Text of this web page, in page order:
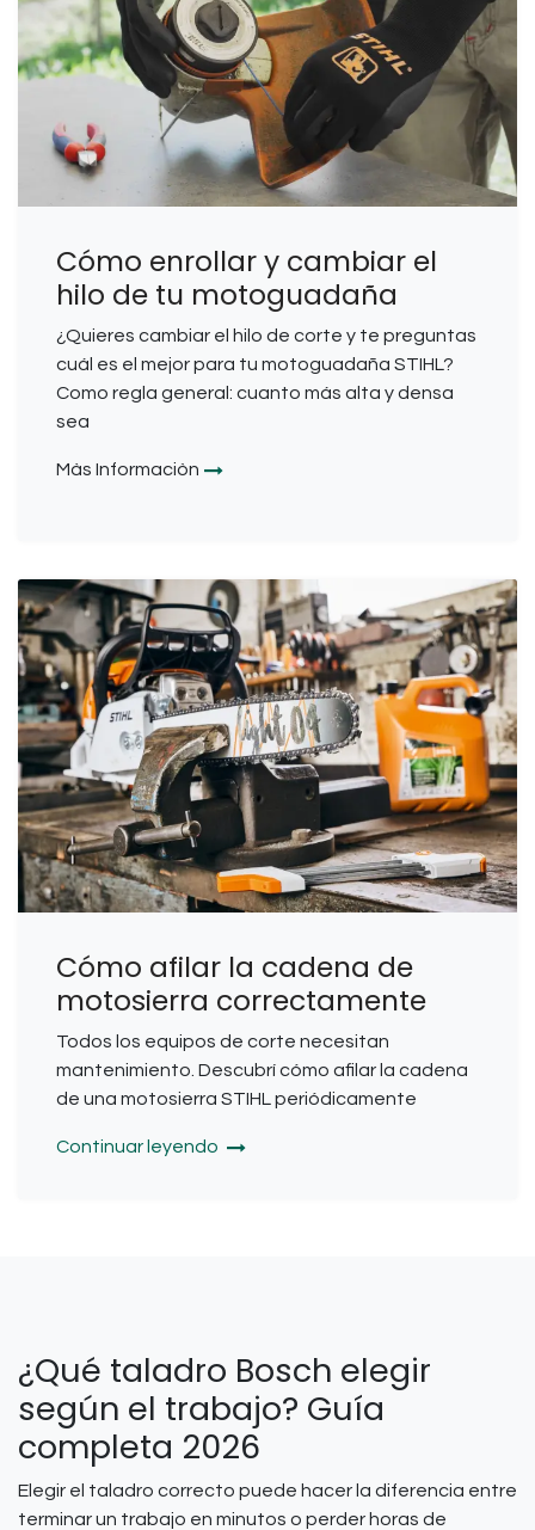
Cómo enrollar y cambiar el
hilo de tu motoguadaña
¿Quieres cambiar el hilo de corte y te preguntas
cuál es el mejor para tu motoguadaña STIHL?
Como regla general: cuanto más alta y densa
sea
Màs Informaciòn
Cómo afilar la cadena de
motosierra correctamente
Todos los equipos de corte necesitan
mantenimiento. Descubrí cómo afilar la cadena
de una motosierra STIHL periódicamente
Continuar leyendo
¿Qué taladro Bosch elegir
según el trabajo? Guía
completa 2026
Elegir el taladro correcto puede hacer la diferencia entre
terminar un trabajo en minutos o perder horas de